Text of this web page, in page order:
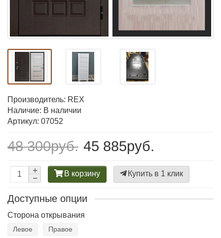
Производитель: REX
Наличие: В наличии
Артикул: 07052
48 300руб. 45 885руб.
В корзину Купить в 1 клик
Доступные опции
Сторона открывания
Левое Правое